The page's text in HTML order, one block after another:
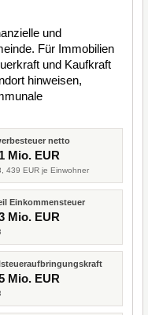
und
Für Immobilien
und Kaufkraft
hinweisen,
netto
Mio. EUR
439 EUR je Einwohner
Einkommensteuer
Mio. EUR
Mio. EUR